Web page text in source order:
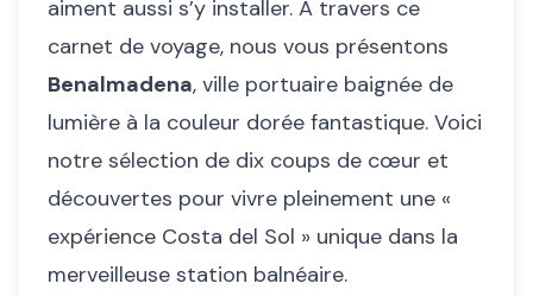
aiment aussi s’y installer. A travers ce
carnet de voyage, nous vous présentons
Benalmadena, ville portuaire baignée de
lumière à la couleur dorée fantastique. Voici
notre sélection de dix coups de cœur et
découvertes pour vivre pleinement une «
expérience Costa del Sol » unique dans la
merveilleuse station balnéaire.